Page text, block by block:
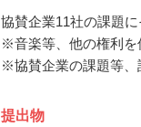
協賛企業11社の課題
※音楽等、他の権利を
※協賛企業の課題等、
提出物